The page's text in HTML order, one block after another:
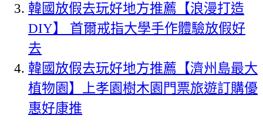
韓國放假去玩好地方推薦【浪漫打造
DIY】 首爾戒指大學手作體驗放假好
去
韓國放假去玩好地方推薦【濟州島最大
植物園】上孝園樹木園門票旅遊訂購優
惠好康推